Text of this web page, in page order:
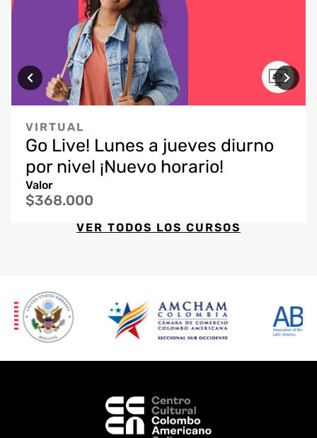
VIRTUAL
Go Live! Lunes a jueves diurno
por nivel ¡Nuevo horario!
Valor
$368.000
VER TODOS LOS CURSOS